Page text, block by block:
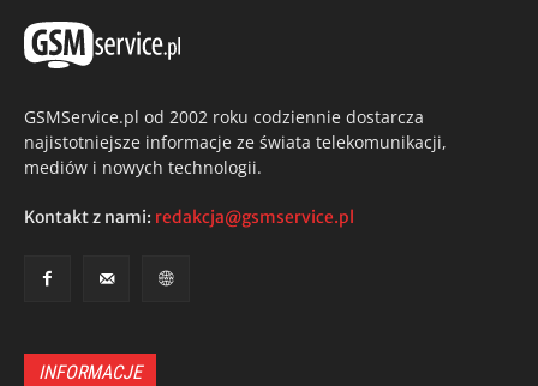
GSMService.pl od 2002 roku codziennie dostarcza
najistotniejsze informacje ze świata telekomunikacji,
mediów i nowych technologii.
Kontakt z nami: redakcja@gsmservice.pl
INFORMACJE